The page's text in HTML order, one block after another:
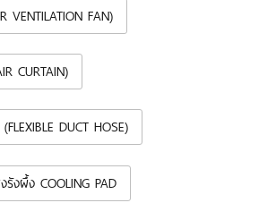
FAN)
CURTAIN)
DUCT HOSE)
รังผึ้ง COOLING PAD